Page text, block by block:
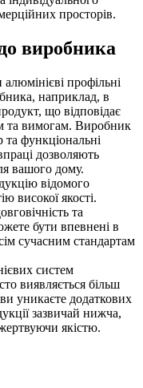
просторів.
виробника
профільні
наприклад, в
що відповідає
та вимогам. Виробник
та функціональні
дозволяють
вашого дому.
відомого
високої якості.
та
бути впевнені в
сучасним стандартам
систем
виявляється більш
уникаєте додаткових
зазвичай нижча,
якістю.